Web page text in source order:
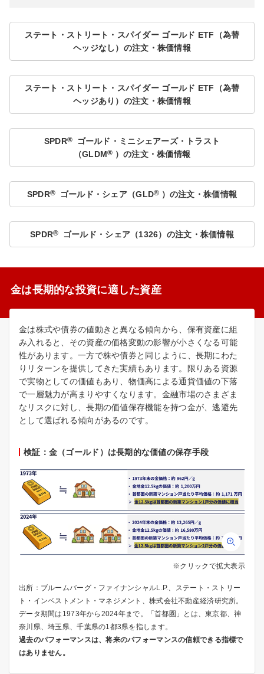
ステート・ストリート・スパイダー ゴールド ETF（為替
ヘッジなし）の注文・株価情報
ステート・ストリート・スパイダー ゴールド ETF（為替
ヘッジあり）の注文・株価情報
SPDR®
ゴールド・ミニシェアーズ・トラスト
（GLDM® ）の注文・株価情報
SPDR® ゴールド・シェア（GLD® ）の注文・株価情報
SPDR® ゴールド・シェア（1326）の注文・株価情報
金は長期的な投資に適した資産
金は株式や債券の値動きと異なる傾向から、保有資産に組
み入れると、その資産の価格変動の影響が小さくなる可能
性があります。一方で株や債券と同じように、長期にわた
りリターンを提供してきた実績もあります。限りある資源
で実物としての価値もあり、物価高による通貨価値の下落
で一層魅力が高まりやすくなります。金融市場のさまざま
なリスクに対し、長期の価値保存機能を持つ金が、逃避先
として選ばれる傾向があるのです。
検証：金（ゴールド）は長期的な価値の保存手段
※クリックで拡大表示
出所：ブルームバーグ・ファイナンシャルL.P.、ステート・ストリー
ト・インベストメント・マネジメント、株式会社不動産経済研究所。
データ期間は1973年から2024年まで。「首都圏」とは、東京都、神
奈川県、埼玉県、千葉県の1都3県を指します。
過去のパフォーマンスは、将来のパフォーマンスの信頼できる指標で
はありません。